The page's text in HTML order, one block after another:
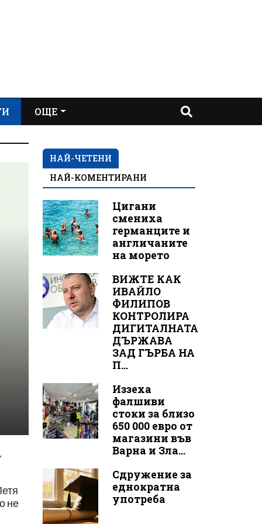
ОЩЕ
не
НАЙ-ЧЕТЕНИ
НАЙ-КОМЕНТИРАНИ
Цигани
смениха
германците и
англичаните
на морето
ВИЖТЕ КАК
ИВАЙЛО
ФИЛИПОВ
КОНТРОЛИРА
ДИГИТАЛНАТА
ДЪРЖАВА
ЗАД ГЪРБА НА
П...
Иззеха
фалшиви
стоки за близо
650 000 евро от
магазини във
Варна и Зла...
Сдружение за
еднократна
употреба